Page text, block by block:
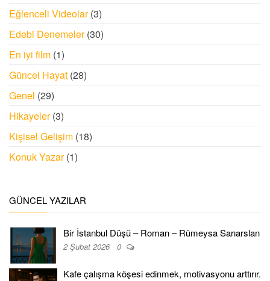
Eğlenceli Videolar(3)
Edebi Denemeler(30)
En iyi film (1)
Güncel Hayat (28)
Genel (29)
Hikayeler(3)
Kişisel Gelişim (18)
Konuk Yazar(1)
GÜNCEL YAZILAR
Bir İstanbul Düşü – Roman – Rümeysa Sarıarslan
2 Şubat 2026 0
Kafe çalışma köşesi edinmek, motivasyonu arttırır.